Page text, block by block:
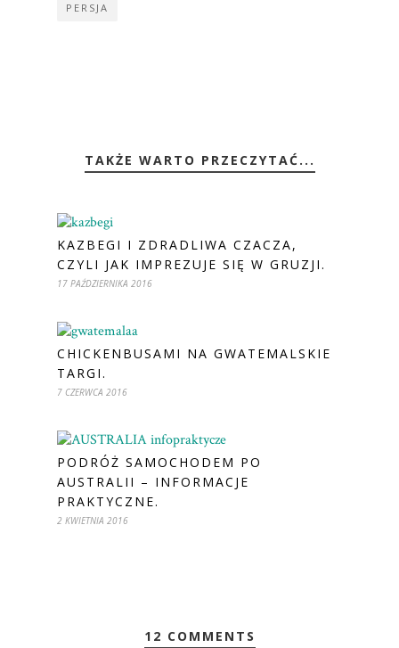
PERSJA
TAKŻE WARTO PRZECZYTAĆ...
KAZBEGI I ZDRADLIWA CZACZA,
CZYLI JAK IMPREZUJE SIĘ W GRUZJI.
17 PAŹDZIERNIKA 2016
CHICKENBUSAMI NA GWATEMALSKIE
TARGI.
7 CZERWCA 2016
PODRÓŻ SAMOCHODEM PO
AUSTRALII – INFORMACJE
PRAKTYCZNE.
2 KWIETNIA 2016
12 COMMENTS